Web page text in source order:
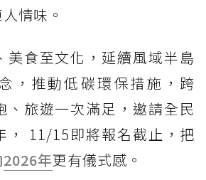
情味。
美食至文化，延續風域半島
，推動低碳環保措施，跨
、旅遊一次滿足，邀請全民
， 11/15即將報名截止，把
2026年更有儀式感。